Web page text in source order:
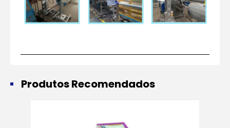
Produtos Recomendados